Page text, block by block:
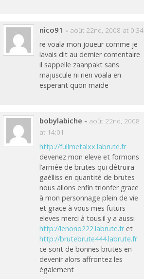
nico91 - août 22nd, 2008 at 0:34
re voala mon joueur comme je
lavais dit au dernier comentaire
il sappelle zaanpakt sans
majuscule ni rien voala en
esperant quon maide
bobylabiche - août 22nd, 2008
at 14:01
http://fullmetalxx.labrute.fr
devenez mon eleve et formons
l’armée de brutes qui détruira
gaélliss en quantité de brutes
nous allons enfin trionfer grace
à mon personnage plein de vie
et grace à vous mes futurs
eleves merci à tous.il y a aussi
http://lenono222.labrute.fret
http://brutebrute444.labrute.fr
ce sont de bonnes brutes en
devenir alors affrontez les
également